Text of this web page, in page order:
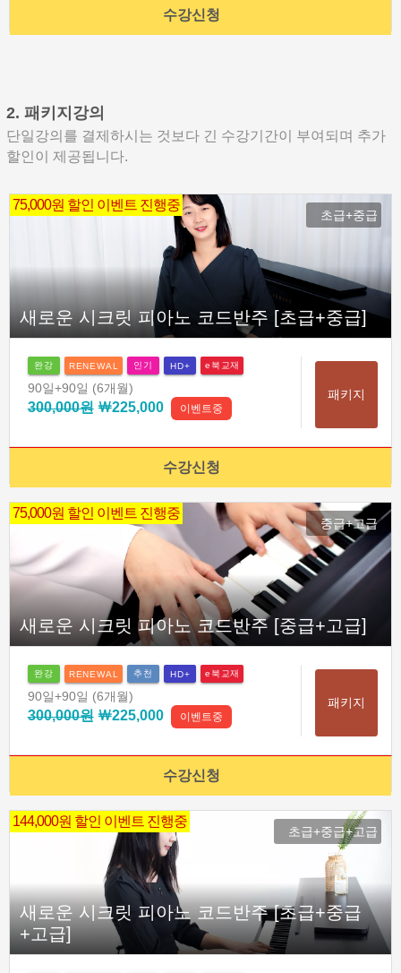
수강신청
2. 패키지강의
단일강의를 결제하시는 것보다 긴 수강기간이 부여되며 추가
할인이 제공됩니다.
75,000원 할인 이벤트 진행중
초급+중급
새로운 시크릿 피아노 코드반주 [초급+중급]
완강 RENEWAL 인기 HD+ e북교재
90일+90일 (6개월)
300,000원￦225,000 이벤트중
패키지
수강신청
75,000원 할인 이벤트 진행중
중급+고급
새로운 시크릿 피아노 코드반주 [중급+고급]
완강 RENEWAL 추천 HD+ e북교재
90일+90일 (6개월)
300,000원￦225,000 이벤트중
패키지
수강신청
144,000원 할인 이벤트 진행중
초급+중급+고급
새로운 시크릿 피아노 코드반주 [초급+중급
+고급]